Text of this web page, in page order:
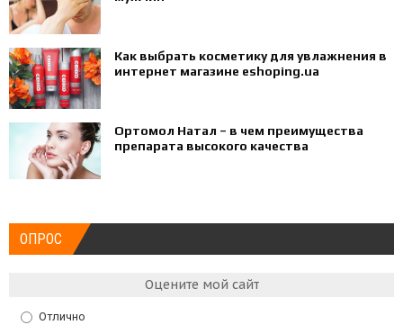
Как выбрать косметику для увлажнения в
интернет магазине eshoping.ua
Ортомол Натал – в чем преимущества
препарата высокого качества
ОПРОС
Оцените мой сайт
Отлично